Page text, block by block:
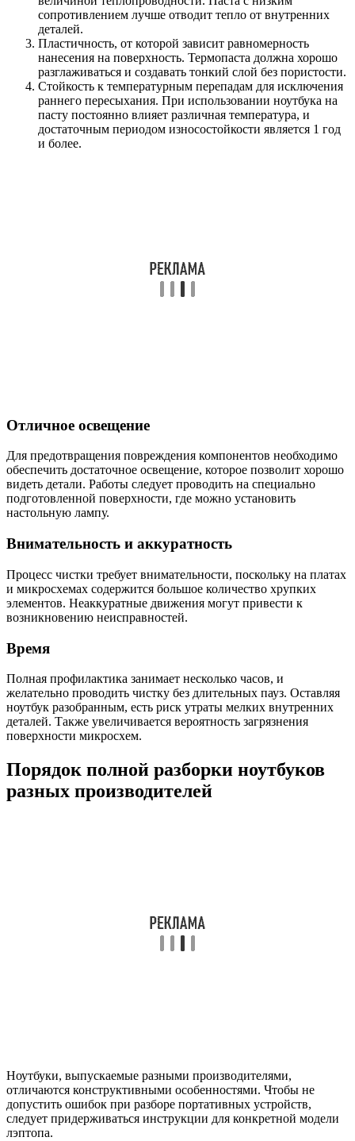
сопротивлением лучше отводит тепло от внутренних
деталей.
Пластичность, от которой зависит равномерность
нанесения на поверхность. Термопаста должна хорошо
разглаживаться и создавать тонкий слой без пористости.
Стойкость к температурным перепадам для исключения
раннего пересыхания. При использовании ноутбука на
пасту постоянно влияет различная температура, и
достаточным периодом износостойкости является 1 год
и более.
Отличное освещение
Для предотвращения повреждения компонентов необходимо
обеспечить достаточное освещение, которое позволит хорошо
видеть детали. Работы следует проводить на специально
подготовленной поверхности, где можно установить
настольную лампу.
Внимательность и аккуратность
Процесс чистки требует внимательности, поскольку на платах
и микросхемах содержится большое количество хрупких
элементов. Неаккуратные движения могут привести к
возникновению неисправностей.
Время
Полная профилактика занимает несколько часов, и
желательно проводить чистку без длительных пауз. Оставляя
ноутбук разобранным, есть риск утраты мелких внутренних
деталей. Также увеличивается вероятность загрязнения
поверхности микросхем.
Порядок полной разборки ноутбуков
разных производителей
Ноутбуки, выпускаемые разными производителями,
отличаются конструктивными особенностями. Чтобы не
допустить ошибок при разборе портативных устройств,
следует придерживаться инструкции для конкретной модели
лэптопа.